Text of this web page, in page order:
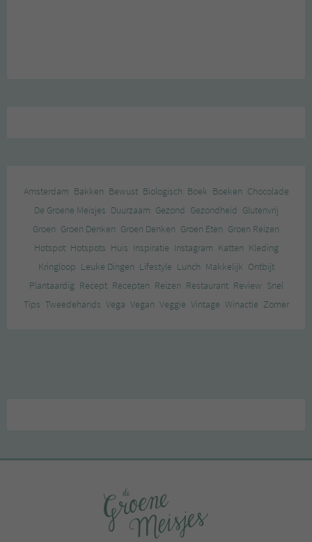
Amsterdam Bakken Bewust Biologisch Boek Boeken Chocolade
De Groene Meisjes Duurzaam Gezond Gezondheid Glutenvrij
Groen Groen Denken Groen Denken Groen Eten Groen Reizen
Hotspot Hotspots Huis Inspiratie Instagram Katten Kleding
Kringloop Leuke Dingen Lifestyle Lunch Makkelijk Ontbijt
Plantaardig Recept Recepten Reizen Restaurant Review Snel
Tips Tweedehands Vega Vegan Veggie Vintage Winactie Zomer